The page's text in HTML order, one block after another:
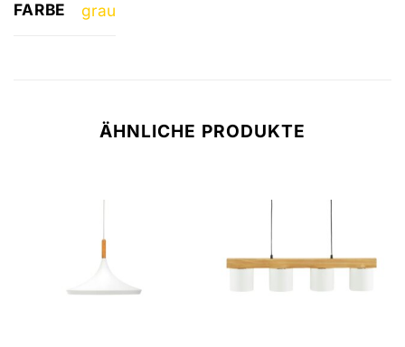
FARBE grau
ÄHNLICHE PRODUKTE